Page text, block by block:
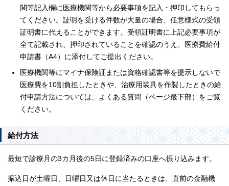
関等記入欄に医療機関等から必要事項を記入・押印してもらっ
てください。証明を受ける件数が大量の場合、任意様式の受領
証明書に代えることができます。受領証明書に上記必要事項が
全て記載され、押印されていることを確認のうえ、医療費給付
申請書（A4）に添付してご提出ください。
医療機関等にマイナ保険証または資格確認書等を提示しないで
医療費を10割負担したときや、治療用装具を作製したときの給
付申請方法については、よくある質問（ページ最下部）をご覧
ください。
給付方法
最短で診療月の3カ月後の5日に登録済みの口座へ振り込みます。
振込日が土曜日、日曜日又は休日に当たるときは、直前の金融機